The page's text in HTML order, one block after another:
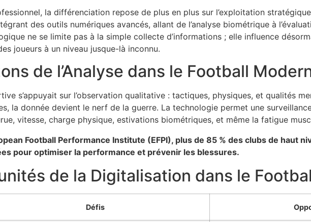
la différenciation repose de plus en plus sur l’exploitation
des outils numériques avancés, allant de l’analyse biométrique à
ne se limite pas à la simple collecte d’informations ; elle influence
joueurs à un niveau jusque-là inconnu.
de l’Analyse dans le Football
s’appuyait sur l’observation qualitative : tactiques, physiques, et qualités
la donnée devient le nerf de la guerre. La technologie permet une
vitesse, charge physique, estivations biométriques, et même la fatigue
Football Performance Institute (EFPI), plus de 85 % des clubs de haut
pour optimiser la performance et prévenir les blessures.
de la Digitalisation dans le
Défis